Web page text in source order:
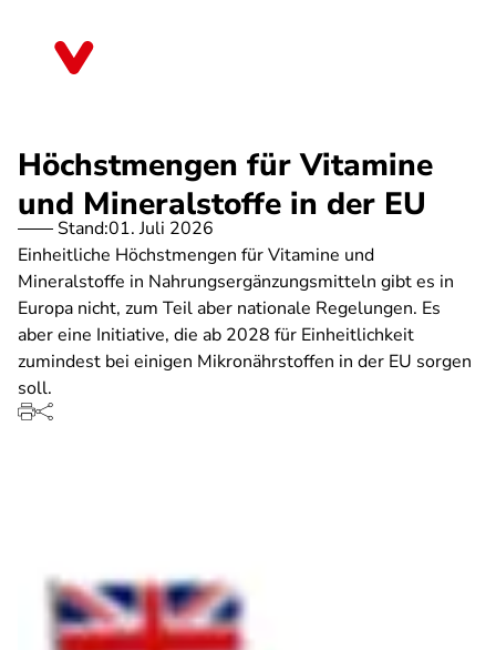
Höchstmengen für Vitamine
und Mineralstoffe in der EU
Stand:01. Juli 2026
Einheitliche Höchstmengen für Vitamine und
Mineralstoffe in Nahrungsergänzungsmitteln gibt es in
Europa nicht, zum Teil aber nationale Regelungen. Es
aber eine Initiative, die ab 2028 für Einheitlichkeit
zumindest bei einigen Mikronährstoffen in der EU sorgen
soll.